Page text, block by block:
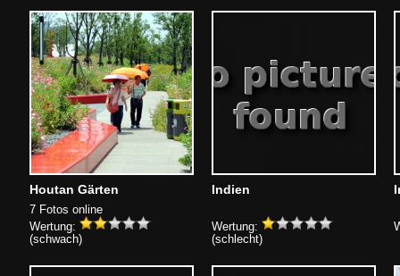
Houtan Gärten
7 Fotos online
Wertung:
(schwach)
Indien
Wertung:
(schlecht)